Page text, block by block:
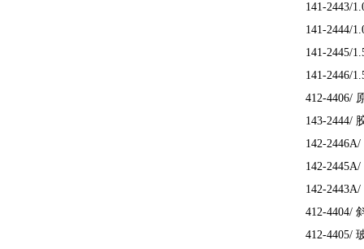
141-2443/
141-2444/
141-2445/
141-2446/
412-4406/
143-2444/
142-
142-
142-
412-4404/
412-4405/